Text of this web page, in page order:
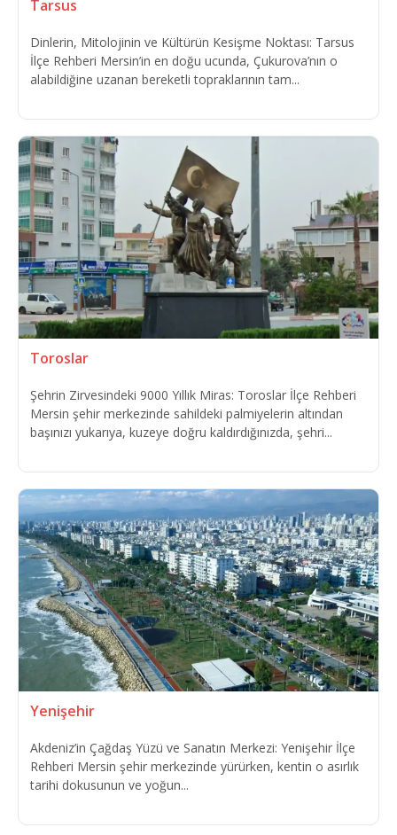
Tarsus
Dinlerin, Mitolojinin ve Kültürün Kesişme Noktası: Tarsus
İlçe Rehberi Mersin’in en doğu ucunda, Çukurova’nın o
alabildiğine uzanan bereketli topraklarının tam...
Toroslar
Şehrin Zirvesindeki 9000 Yıllık Miras: Toroslar İlçe Rehberi
Mersin şehir merkezinde sahildeki palmiyelerin altından
başınızı yukarıya, kuzeye doğru kaldırdığınızda, şehri...
Yenişehir
Akdeniz’in Çağdaş Yüzü ve Sanatın Merkezi: Yenişehir İlçe
Rehberi Mersin şehir merkezinde yürürken, kentin o asırlık
tarihi dokusunun ve yoğun...